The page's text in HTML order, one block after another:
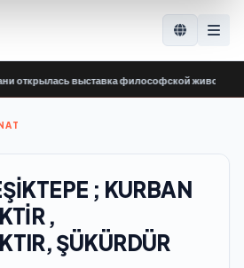
выставка философской живописи
; KURBAN
,
ŞÜKÜRDÜR